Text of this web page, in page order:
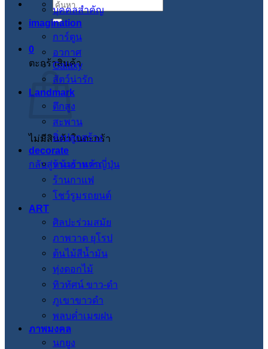
ค้นหา:
0
ตะกร้าสินค้า
ไม่มีสินค้าในตะกร้า
กลับสู่หน้าร้านค้า
บุคคลสำคัญ
imagination
การ์ตูน
อวกาศ
Galaxy
สัตว์น่ารัก
Landmark
ตึกสูง
สะพาน
สิ่งปลูกสร้าง
decorate
ร้านอาหารญี่ปุ่น
ร้านกาแฟ
โชว์รูมรถยนต์
ART
ศิลปะร่วมสมัย
ภาพวาด ยุโรป
ต้นไม้สีน้ำมัน
ทุ่งดอกไม้
ทิวทัศน์ ขาว-ดำ
ภูเขาขาวดำ
พลบค่ำเมฆฝน
ภาพมงคล
นกยูง